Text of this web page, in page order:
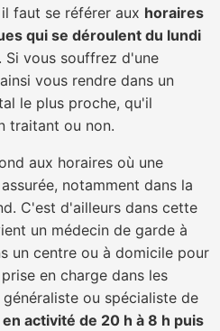
faut se référer aux horaires
qui se déroulent du lundi
. Si vous souffrez d'une
vous rendre dans un
le plus proche, qu'il
traitant ou non.
aux horaires où une
notamment dans la
C'est d'ailleurs dans cette
un médecin de garde à
un centre ou à domicile pour
en charge dans les
ou spécialiste de
activité de 20 h à 8 h puis